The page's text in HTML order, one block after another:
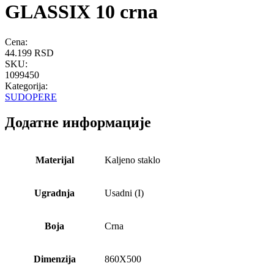
GLASSIX 10 crna
Cena:
44.199 RSD
SKU:
1099450
Kategorija:
SUDOPERE
Додатне информације
Materijal Kaljeno staklo
Ugradnja Usadni (I)
Boja Crna
Dimenzija 860X500